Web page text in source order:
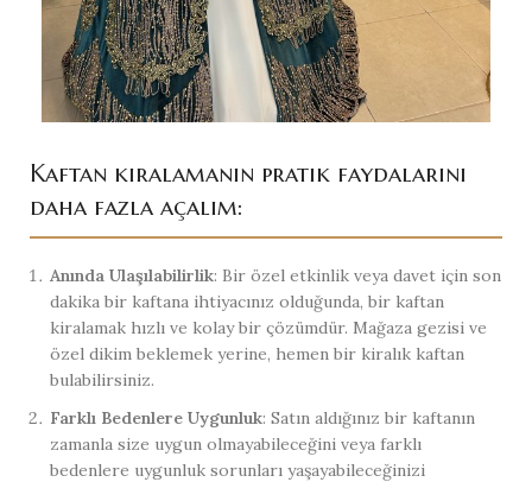
Kaftan kiralamanın pratik faydalarını
daha fazla açalım:
Anında Ulaşılabilirlik: Bir özel etkinlik veya davet için son
dakika bir kaftana ihtiyacınız olduğunda, bir kaftan
kiralamak hızlı ve kolay bir çözümdür. Mağaza gezisi ve
özel dikim beklemek yerine, hemen bir kiralık kaftan
bulabilirsiniz.
Farklı Bedenlere Uygunluk: Satın aldığınız bir kaftanın
zamanla size uygun olmayabileceğini veya farklı
bedenlere uygunluk sorunları yaşayabileceğinizi